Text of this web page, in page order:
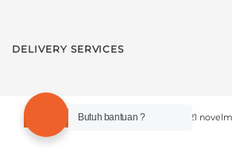
DELIVERY SERVICES
Copyright © 2021
Butuh bantuan ?